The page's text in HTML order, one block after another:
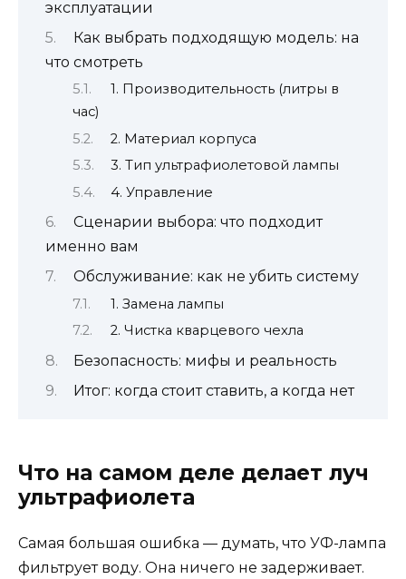
эксплуатации
Как выбрать подходящую модель: на
что смотреть
1. Производительность (литры в
час)
2. Материал корпуса
3. Тип ультрафиолетовой лампы
4. Управление
Сценарии выбора: что подходит
именно вам
Обслуживание: как не убить систему
1. Замена лампы
2. Чистка кварцевого чехла
Безопасность: мифы и реальность
Итог: когда стоит ставить, а когда нет
Что на самом деле делает луч
ультрафиолета
Самая большая ошибка — думать, что УФ-лампа
фильтрует воду. Она ничего не задерживает.